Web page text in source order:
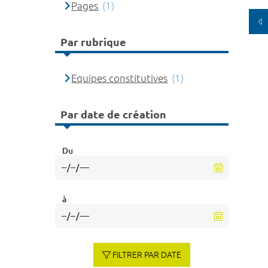
Pages (1)
Par rubrique
Equipes constitutives (1)
Par date de création
Du
à
FILTRER PAR DATE